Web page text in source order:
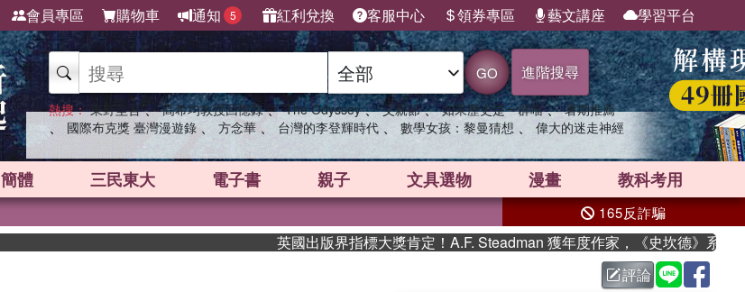
會員專區 購物車 通知 5 紅利兌換 客服中心 領券專區 藝文講座 學習平台
GO 進階搜尋
熱搜： 東野圭吾 、 高希均教授回憶錄 、 The Odyssey 、 父親節 、 如果歷史是一群喵 、 暑期推薦
、 國際布克獎 臺灣漫遊錄 、 方念華 、 台灣的李登輝時代 、 數學女孩：黎曼猜想 、 偉大的迷走神經
簡體 三民東大 電子書 親子 文具選物 漫畫 教科考用
165反詐騙
英國出版界指標大獎肯定！A.F. Steadman 獲年度作家，《史坎德》系列帶你
評論